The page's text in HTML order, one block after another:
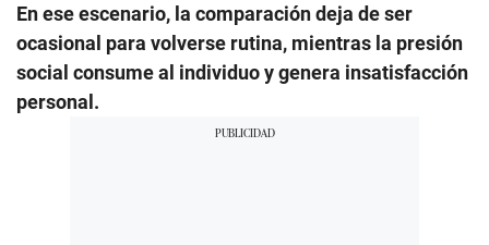
En ese escenario, la comparación deja de ser
ocasional para volverse rutina, mientras la presión
social consume al individuo y genera insatisfacción
personal.